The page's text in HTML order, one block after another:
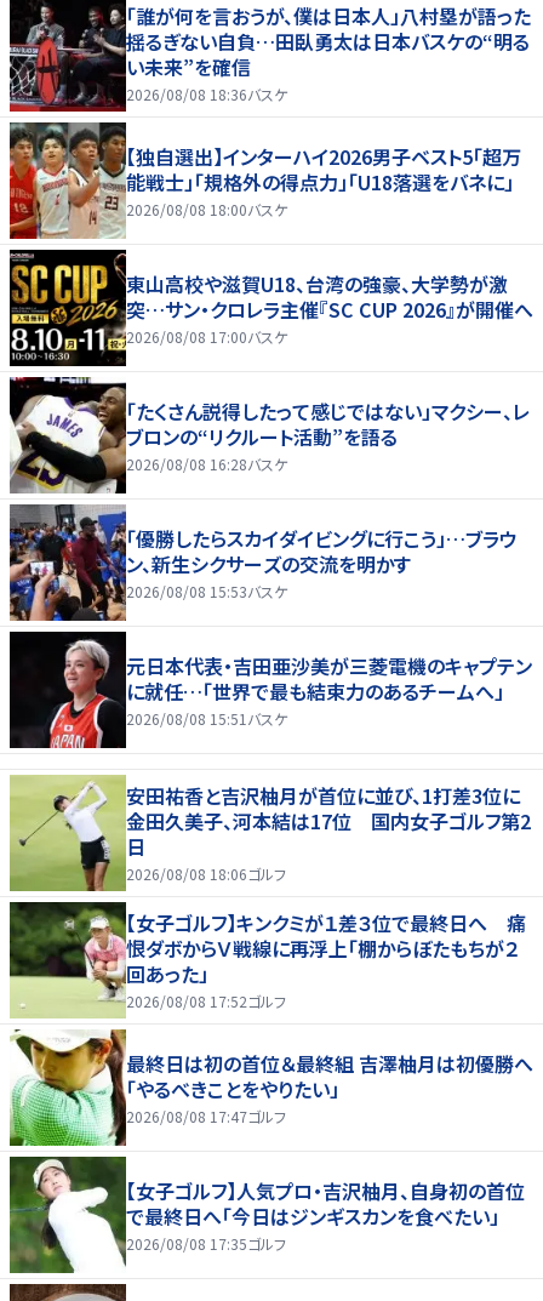
「誰が何を言おうが、僕は日本人」八村塁が語った
揺るぎない自負…田臥勇太は日本バスケの“明る
い未来”を確信
2026/08/08 18:36バスケ
【独自選出】インターハイ2026男子ベスト5「超万
能戦士」「規格外の得点力」「U18落選をバネに」
2026/08/08 18:00バスケ
東山高校や滋賀U18、台湾の強豪、大学勢が激
突…サン・クロレラ主催『SC CUP 2026』が開催へ
2026/08/08 17:00バスケ
「たくさん説得したって感じではない」マクシー、レ
ブロンの“リクルート活動”を語る
2026/08/08 16:28バスケ
「優勝したらスカイダイビングに行こう」…ブラウ
ン、新生シクサーズの交流を明かす
2026/08/08 15:53バスケ
元日本代表・吉田亜沙美が三菱電機のキャプテン
に就任…「世界で最も結束力のあるチームへ」
2026/08/08 15:51 バスケ
安田祐香と吉沢柚月が首位に並び、1打差3位に
金田久美子、河本結は17位 国内女子ゴルフ第2
日
2026/08/08 18:06ゴルフ
【女子ゴルフ】キンクミが１差３位で最終日へ 痛
恨ダボからＶ戦線に再浮上「棚からぼたもちが２
回あった」
2026/08/08 17:52ゴルフ
最終日は初の首位＆最終組 吉澤柚月は初優勝へ
「やるべきことをやりたい」
2026/08/08 17:47ゴルフ
【女子ゴルフ】人気プロ・吉沢柚月、自身初の首位
で最終日へ「今日はジンギスカンを食べたい」
2026/08/08 17:35ゴルフ